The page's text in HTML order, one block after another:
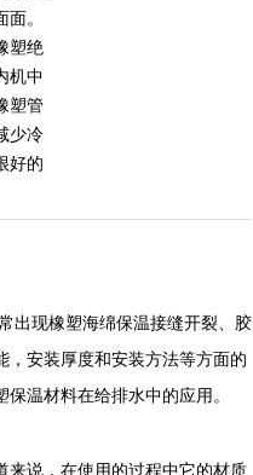
。
塑绝
机中
塑管
少冷
好的
出现橡塑海绵保温接缝开裂、胶
，安装厚度和安装方法等方面的
温材料在给排水中的应用。
来说，在使用的过程中它的材质